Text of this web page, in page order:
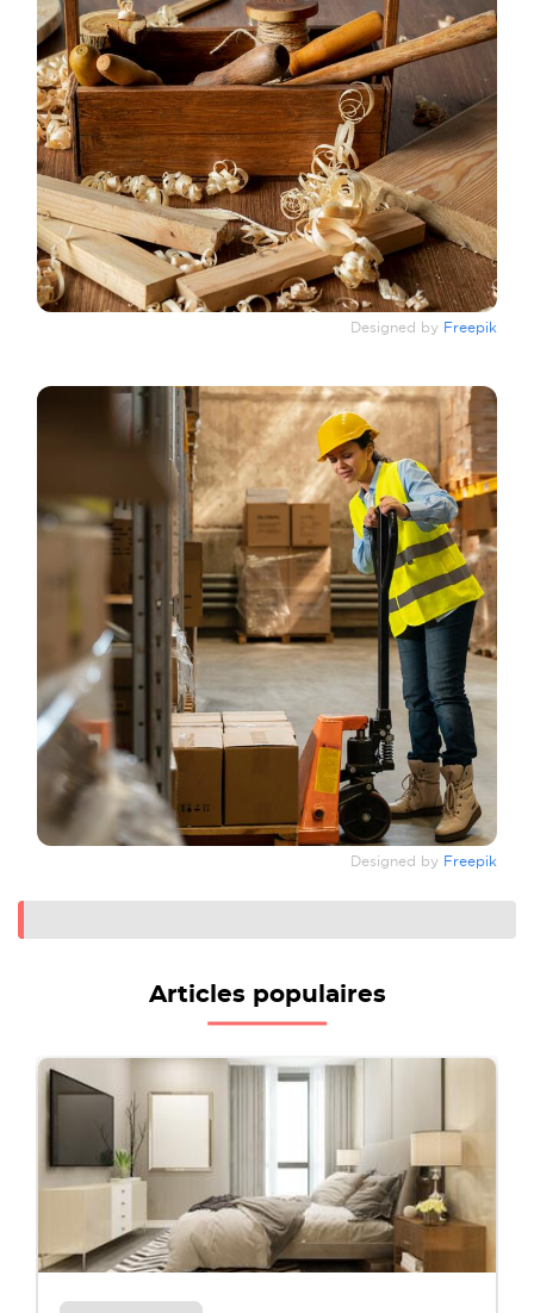
Designed by Freepik
Designed by Freepik
Articles populaires